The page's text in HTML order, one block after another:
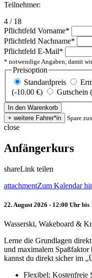
Teilnehmer:
4 / 18
Pflichtfeld Vorname*
Pflichtfeld Nachname*
Pflichtfeld E-Mail*
* notwendige Angaben, damit
Preisoption
Standardpreis
(-10.00 €)
Gutschein
Spare
close
Anfängerkurs
shareLink teilen
attachmentZum Kalendar
22. August 2026 - 12:00 Uhr
Wasserski, Wakeboard &
Lerne die Grundlagen
und maximalem
kannst du direkt sicher im
Flexibel: Kostenfreie